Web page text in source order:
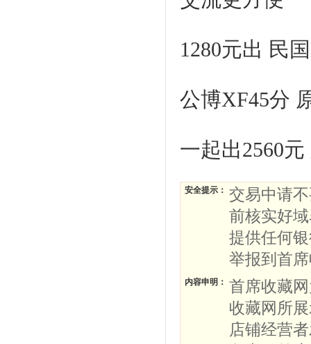
1280元出 民
公博XF45分
一起出2560
安全提示： 交易中请
前核实好
提供任何
举报到首
内容申明： 首席收藏
收藏网所
店铺经营